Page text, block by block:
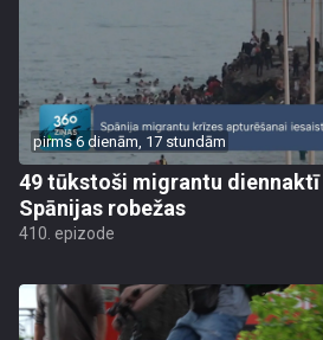
pirms 6 dienām, 17 stundām
49 tūkstoši migrantu
Spānijas robežas
410. epizode